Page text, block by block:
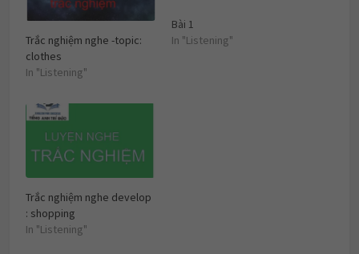
Trắc nghiệm nghe -topic:
clothes
In "Listening"
Bài 1
Bài 1Bài 2 Bài 3 Bài 4 Bài
In "Listening"
Trắc nghiệm nghe develop
: shopping
In "Listening"